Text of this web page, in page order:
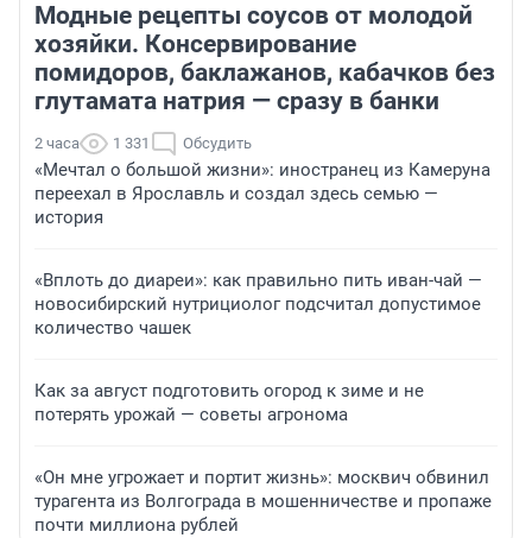
Модные рецепты соусов от молодой
хозяйки. Консервирование
помидоров, баклажанов, кабачков без
глутамата натрия — сразу в банки
2 часа 1 331 Обсудить
«Мечтал о большой жизни»: иностранец из Камеруна
переехал в Ярославль и создал здесь семью —
история
«Вплоть до диареи»: как правильно пить иван-чай —
новосибирский нутрициолог подсчитал допустимое
количество чашек
Как за август подготовить огород к зиме и не
потерять урожай — советы агронома
«Он мне угрожает и портит жизнь»: москвич обвинил
турагента из Волгограда в мошенничестве и пропаже
почти миллиона рублей